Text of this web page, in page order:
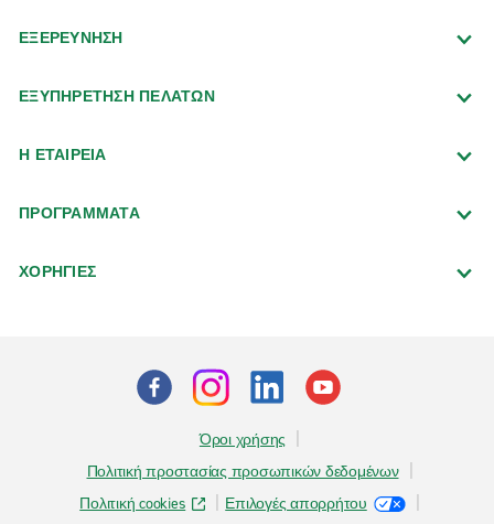
ΕΞΕΡΕΥΝΗΣΗ
ΕΞΥΠΗΡΕΤΗΣΗ ΠΕΛΑΤΩΝ
Η ΕΤΑΙΡΕΙΑ
ΠΡΟΓΡΑΜΜΑΤΑ
ΧΟΡΗΓΙΕΣ
Όροι χρήσης
Πολιτική προστασίας προσωπικών δεδομένων
Πολιτική cookies
Επιλογές απορρήτου